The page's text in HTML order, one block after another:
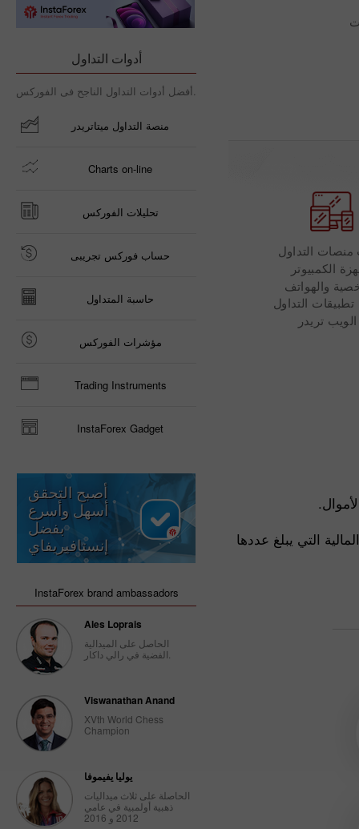
التداول
الكمبيوتر
والهواتف
تطبيقات التداول
تريدر
التي يبلغ عددها
أدوات التداول
أفضل أدوات التداول الناجح فى الفوركس.
منصة التداول ميتاتريدر
Charts on-line
تحليلات الفوركس
حساب فوركس تجريبى
حاسبة المتداول
مؤشرات الفوركس
Trading Instruments
InstaForex Gadget
أصبح التحقق
أسهل وأسرع
بفضل
إنستافيريفاي
InstaForex brand ambassadors
Ales Loprais
الحاصل على الميدالية
Viswanathan Anand
XVth World Chess
Champion
يوليا يفيموفا
الحاصلة على ثلاث ميداليات
ذهبية أولمبية في عامي
2012 و 2016